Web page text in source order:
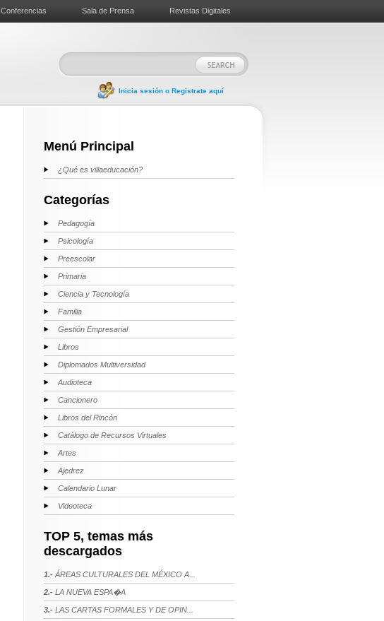
Conferencias Sala de Prensa Revistas Digitales
Inicia sesión o Registrate aquí
Menú Principal
¿Qué es villaeducación?
Categorías
Pedagogía
Psicología
Preescolar
Primaria
Ciencia y Tecnología
Familia
Gestión Empresarial
Libros
Diplomados Multiversidad
Audioteca
Cancionero
Libros del Rincón
Catálogo de Recursos Virtuales
Artes
Ajedrez
Calendario Lunar
Videoteca
TOP 5, temas más
descargados
1.- ÁREAS CULTURALES DEL MÉXICO A...
2.- LA NUEVA ESPA�A
3.- LAS CARTAS FORMALES Y DE OPIN...